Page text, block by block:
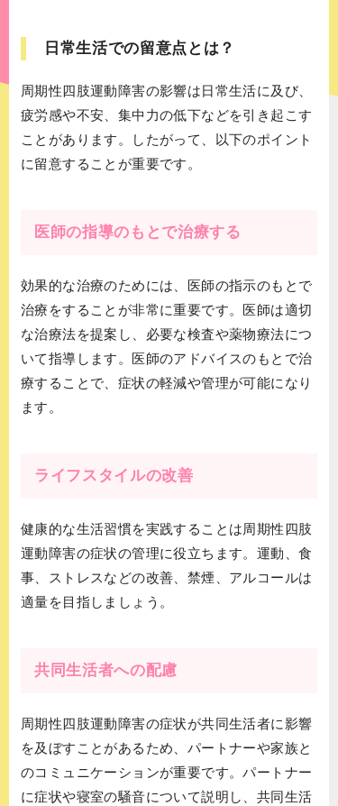
日常生活での留意点とは？
周期性四肢運動障害の影響は日常生活に及び、
疲労感や不安、集中力の低下などを引き起こす
ことがあります。したがって、以下のポイント
に留意することが重要です。
医師の指導のもとで治療する
効果的な治療のためには、医師の指示のもとで
治療をすることが非常に重要です。医師は適切
な治療法を提案し、必要な検査や薬物療法につ
いて指導します。医師のアドバイスのもとで治
療することで、症状の軽減や管理が可能になり
ます。
ライフスタイルの改善
健康的な生活習慣を実践することは周期性四肢
運動障害の症状の管理に役立ちます。運動、食
事、ストレスなどの改善、禁煙、アルコールは
適量を目指しましょう。
共同生活者への配慮
周期性四肢運動障害の症状が共同生活者に影響
を及ぼすことがあるため、パートナーや家族と
のコミュニケーションが重要です。パートナー
に症状や寝室の騒音について説明し、共同生活